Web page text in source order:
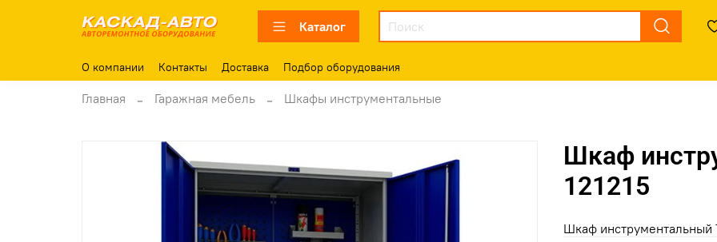
Каталог
О компании Контакты Доставка Подбор оборудования
Главная Гаражная мебель Шкафы инструментальные
Шкаф
121215
Шкаф инструментальный